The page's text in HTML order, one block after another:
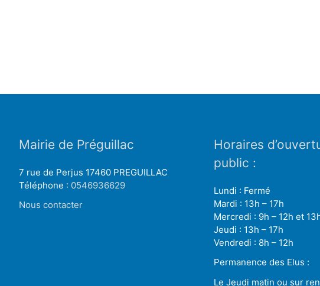
Mairie de Préguillac
7 rue de Perjus 17460 PREGUILLAC
Téléphone : 0546936629
Nous contacter
Horaires
public :
Lundi : Fermé
Mardi : 13h – 17h
Mercredi : 9h – 12h et
Jeudi : 13h – 17h
Vendredi : 8h – 12h
Permanence des Elus :
Le Jeudi matin ou sur